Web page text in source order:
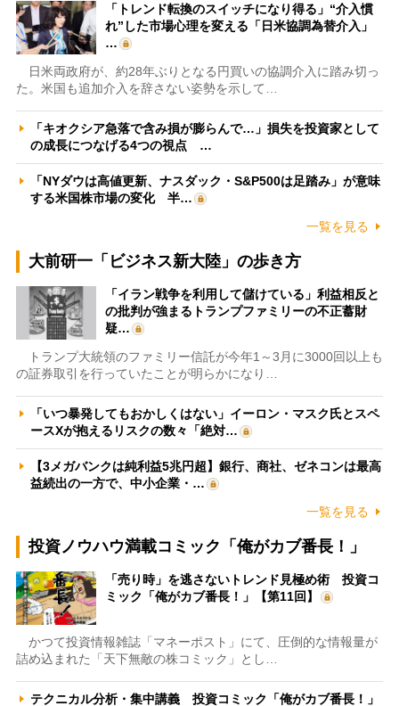
「トレンド転換のスイッチになり得る」“介入慣
れ”した市場心理を変える「日米協調為替介入」
…
日米両政府が、約28年ぶりとなる円買いの協調介入に踏み切っ
た。米国も追加介入を辞さない姿勢を示して…
「キオクシア急落で含み損が膨らんで…」損失を投資家として
の成長につなげる4つの視点 …
「NYダウは高値更新、ナスダック・S&P500は足踏み」が意味
する米国株市場の変化 半…
一覧を見る
大前研一「ビジネス新大陸」の歩き方
「イラン戦争を利用して儲けている」利益相反と
の批判が強まるトランプファミリーの不正蓄財
疑…
トランプ大統領のファミリー信託が今年1～3月に3000回以上も
の証券取引を行っていたことが明らかになり…
「いつ暴発してもおかしくはない」イーロン・マスク氏とスペ
ースXが抱えるリスクの数々「絶対…
【3メガバンクは純利益5兆円超】銀行、商社、ゼネコンは最高
益続出の一方で、中小企業・…
一覧を見る
投資ノウハウ満載コミック「俺がカブ番長！」
「売り時」を逃さないトレンド見極め術 投資コ
ミック「俺がカブ番長！」【第11回】
かつて投資情報雑誌「マネーポスト」にて、圧倒的な情報量が
詰め込まれた「天下無敵の株コミック」とし…
テクニカル分析・集中講義 投資コミック「俺がカブ番長！」